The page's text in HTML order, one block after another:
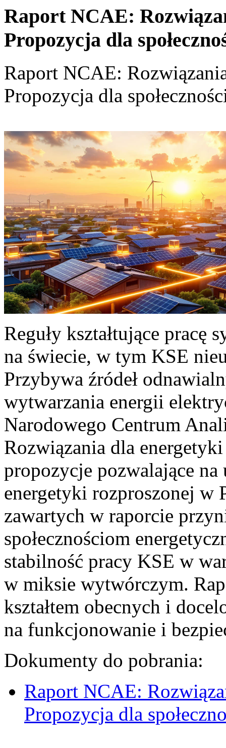
Raport NCAE:
Propozycja dla
Raport NCAE:
Propozycja dla
Reguły kształtujące pracę
na świecie, w tym KSE
Przybywa źródeł
wytwarzania energii
Narodowego Centrum
Rozwiązania dla
propozycje pozwalające
energetyki rozproszonej w
zawartych w raporcie
społecznościom
stabilność pracy KSE w
w miksie wytwórczym.
kształtem obecnych i
na funkcjonowanie i
Dokumenty do pobrania:
Raport NCAE:
Propozycja dla